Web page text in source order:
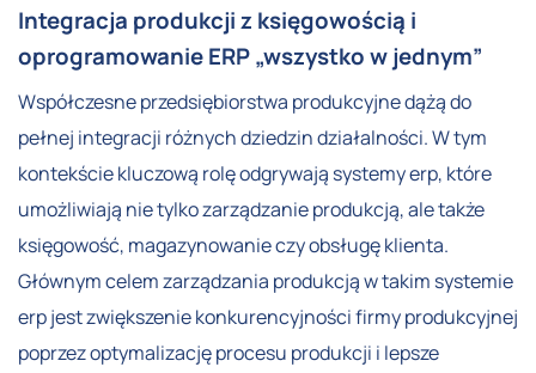
Integracja produkcji z księgowością i
oprogramowanie ERP „wszystko w jednym”
Współczesne przedsiębiorstwa produkcyjne dążą do
pełnej integracji różnych dziedzin działalności. W tym
kontekście kluczową rolę odgrywają systemy erp, które
umożliwiają nie tylko zarządzanie produkcją, ale także
księgowość, magazynowanie czy obsługę klienta.
Głównym celem zarządzania produkcją w takim systemie
erp jest zwiększenie konkurencyjności firmy produkcyjnej
poprzez optymalizację procesu produkcji i lepsze